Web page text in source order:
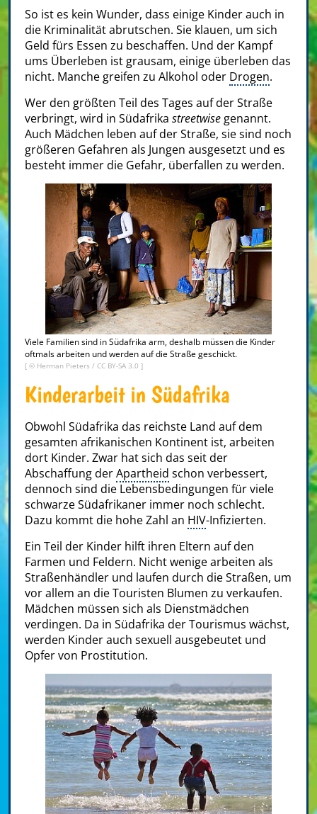
So ist es kein Wunder, dass einige Kinder auch in
die Kriminalität abrutschen. Sie klauen, um sich
Geld fürs Essen zu beschaffen. Und der Kampf
ums Überleben ist grausam, einige überleben das
nicht. Manche greifen zu Alkohol oder Drogen.
Wer den größten Teil des Tages auf der Straße
verbringt, wird in Südafrika streetwise genannt.
Auch Mädchen leben auf der Straße, sie sind noch
größeren Gefahren als Jungen ausgesetzt und es
besteht immer die Gefahr, überfallen zu werden.
Viele Familien sind in Südafrika arm, deshalb müssen die Kinder
oftmals arbeiten und werden auf die Straße geschickt.
[ © Herman Pieters / CC BY-SA 3.0 ]
Kinderarbeit in Südafrika
Obwohl Südafrika das reichste Land auf dem
gesamten afrikanischen Kontinent ist, arbeiten
dort Kinder. Zwar hat sich das seit der
Abschaffung derApartheid schon verbessert,
dennoch sind die Lebensbedingungen für viele
schwarze Südafrikaner immer noch schlecht.
Dazu kommt die hohe Zahl an HIV-Infizierten.
Ein Teil der Kinder hilft ihren Eltern auf den
Farmen und Feldern. Nicht wenige arbeiten als
Straßenhändler und laufen durch die Straßen, um
vor allem an die Touristen Blumen zu verkaufen.
Mädchen müssen sich als Dienstmädchen
verdingen. Da in Südafrika der Tourismus wächst,
werden Kinder auch sexuell ausgebeutet und
Opfer von Prostitution.